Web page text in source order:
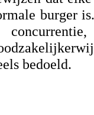
burger
bedoeld.